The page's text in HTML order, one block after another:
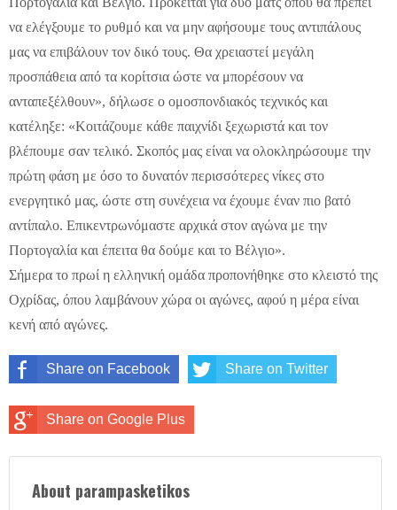
να ελέγξουμε το ρυθμό και να μην αφήσουμε τους αντιπάλους
μας να επιβάλουν τον δικό τους. Θα χρειαστεί μεγάλη
προσπάθεια από τα κορίτσια ώστε να μπορέσουν να
ανταπεξέλθουν», δήλωσε ο ομοσπονδιακός τεχνικός και
κατέληξε: «Κοιτάζουμε κάθε παιχνίδι ξεχωριστά και τον
βλέπουμε σαν τελικό. Σκοπός μας είναι να ολοκληρώσουμε την
πρώτη φάση με όσο το δυνατόν περισσότερες νίκες στο
ενεργητικό μας, ώστε στη συνέχεια να έχουμε έναν πιο βατό
αντίπαλο. Επικεντρωνόμαστε αρχικά στον αγώνα με την
Πορτογαλία και έπειτα θα δούμε και το Βέλγιο».
Σήμερα το πρωί η ελληνική ομάδα προπονήθηκε στο κλειστό της
Οχρίδας, όπου λαμβάνουν χώρα οι αγώνες, αφού η μέρα είναι
κενή από αγώνες.
Share on Facebook Share on Twitter
Share on Google Plus
About parampasketikos